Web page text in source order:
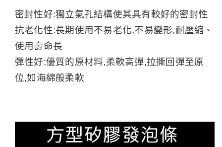
密封性好:獨立氣孔結構使其具有較好的密封性
抗老化性:長期使用不易老化,不易變形,耐壓縮、
使用壽命長
彈性好:優質的原材料,柔軟高彈,拉撕回彈至原
位,如海綿般柔軟